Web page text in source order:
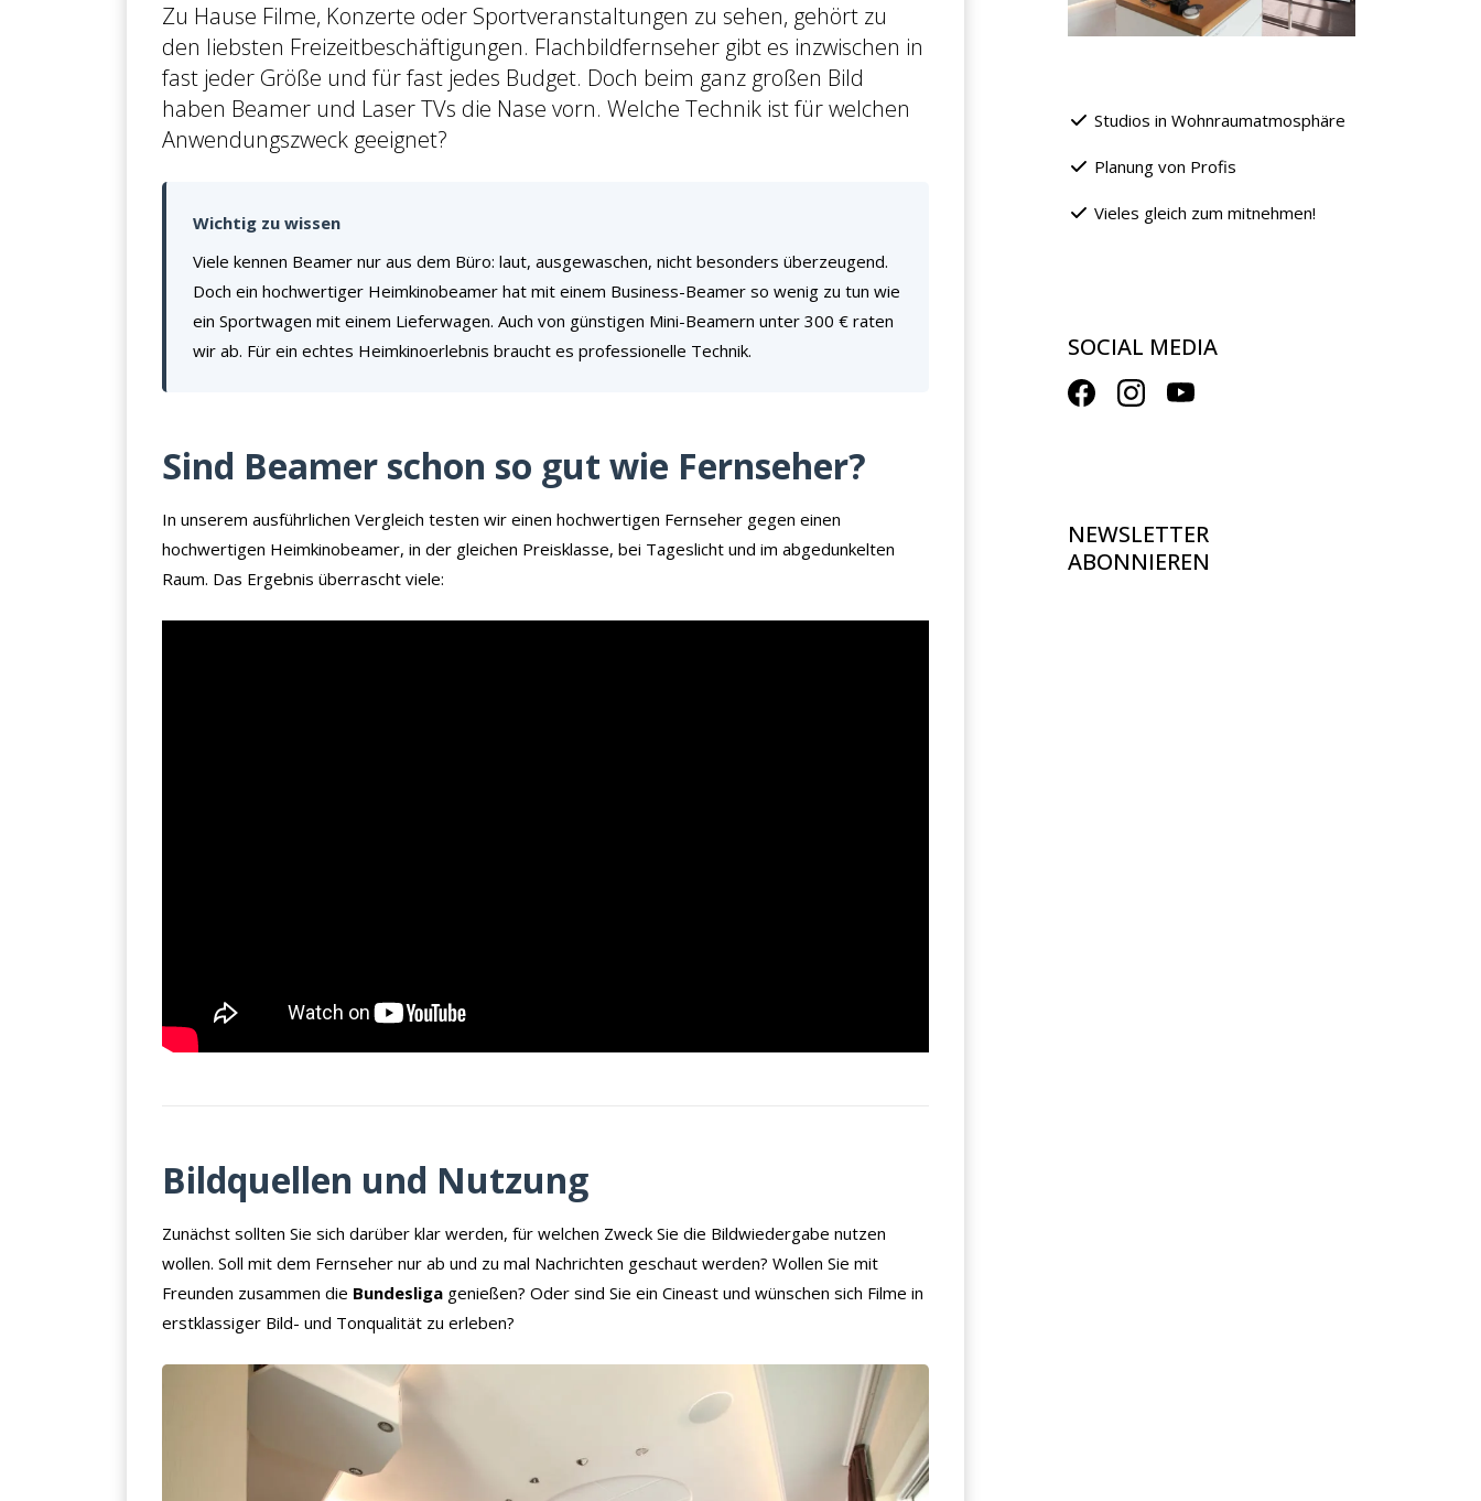
Zu Hause Filme, Konzerte oder Sportveranstaltungen zu sehen, gehört zu
den liebsten Freizeitbeschäftigungen. Flachbildfernseher gibt es inzwischen in
fast jeder Größe und für fast jedes Budget. Doch beim ganz großen Bild
haben Beamer und Laser TVs die Nase vorn. Welche Technik ist für welchen
Anwendungszweck geeignet?
Wichtig zu wissen
Viele kennen Beamer nur aus dem Büro: laut, ausgewaschen, nicht besonders überzeugend.
Doch ein hochwertiger Heimkinobeamer hat mit einem Business-Beamer so wenig zu tun wie
ein Sportwagen mit einem Lieferwagen. Auch von günstigen Mini-Beamern unter 300 € raten
wir ab. Für ein echtes Heimkinoerlebnis braucht es professionelle Technik.
Sind Beamer schon so gut wie Fernseher?
In unserem ausführlichen Vergleich testen wir einen hochwertigen Fernseher gegen einen
hochwertigen Heimkinobeamer, in der gleichen Preisklasse, bei Tageslicht und im abgedunkelten
Raum. Das Ergebnis überrascht viele:
Bildquellen und Nutzung
Zunächst sollten Sie sich darüber klar werden, für welchen Zweck Sie die Bildwiedergabe nutzen
wollen. Soll mit dem Fernseher nur ab und zu mal Nachrichten geschaut werden? Wollen Sie mit
Freunden zusammen die Bundesliga genießen? Oder sind Sie ein Cineast und wünschen sich Filme in
erstklassiger Bild- und Tonqualität zu erleben?
Studios in Wohnraumatmosphäre
Planung von Profis
Vieles gleich zum mitnehmen!
SOCIAL MEDIA
NEWSLETTER
ABONNIEREN
Updates direkt in Ihr Postfach. Kostenlos und
jederzeit kündbar.